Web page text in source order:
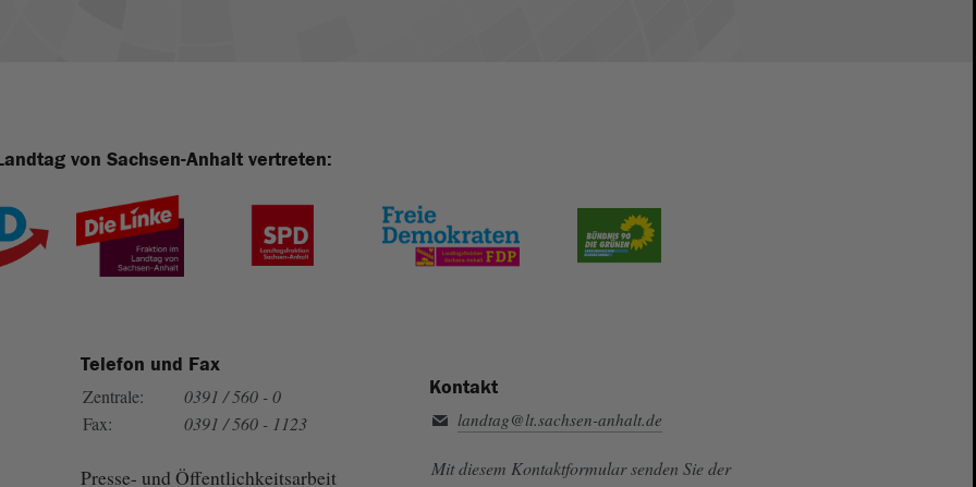
von Sachsen-Anhalt vertreten:
Telefon und Fax
Zentrale:
0391 / 560 - 0
Fax:
0391 / 560 - 1123
Presse- und Öffentlichkeitsarbeit
Kontakt
landtag@lt.sachsen-anhalt.de
Mit diesem Kontaktformular senden Sie der